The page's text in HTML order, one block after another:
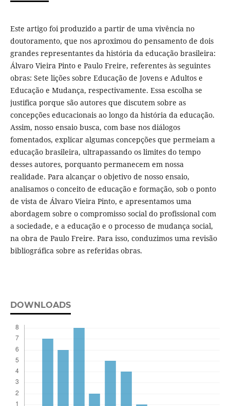
Este artigo foi produzido a partir de uma vivência no
doutoramento, que nos aproximou do pensamento de dois
grandes representantes da história da educação brasileira:
Álvaro Vieira Pinto e Paulo Freire, referentes às seguintes
obras: Sete lições sobre Educação de Jovens e Adultos e
Educação e Mudança, respectivamente. Essa escolha se
justifica porque são autores que discutem sobre as
concepções educacionais ao longo da história da educação.
Assim, nosso ensaio busca, com base nos diálogos
fomentados, explicar algumas concepções que permeiam a
educação brasileira, ultrapassando os limites do tempo
desses autores, porquanto permanecem em nossa
realidade. Para alcançar o objetivo de nosso ensaio,
analisamos o conceito de educação e formação, sob o ponto
de vista de Álvaro Vieira Pinto, e apresentamos uma
abordagem sobre o compromisso social do profissional com
a sociedade, e a educação e o processo de mudança social,
na obra de Paulo Freire. Para isso, conduzimos uma revisão
bibliográfica sobre as referidas obras.
DOWNLOADS